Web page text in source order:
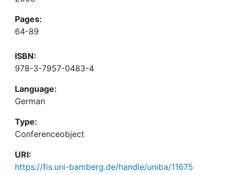
Pages:
64-89
ISBN:
978-3-7957-0483-4
Language:
German
Type:
Conferenceobject
URI:
https://fis.uni-bamberg.de/handle/uniba/11675